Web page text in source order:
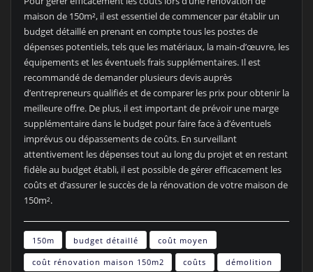
maison de 150m², il est essentiel de commencer par établir un
budget détaillé en prenant en compte tous les postes de
dépenses potentiels, tels que les matériaux, la main-d’œuvre, les
équipements et les éventuels frais supplémentaires. Il est
recommandé de demander plusieurs devis auprès
d’entrepreneurs qualifiés et de comparer les prix pour obtenir la
meilleure offre. De plus, il est important de prévoir une marge
supplémentaire dans le budget pour faire face à d’éventuels
imprévus ou dépassements de coûts. En surveillant
attentivement les dépenses tout au long du projet et en restant
fidèle au budget établi, il est possible de gérer efficacement les
coûts et d’assurer le succès de la rénovation de votre maison de
150m².
150m budget détaillé coût moyen
coût rénovation maison 150m2 coûts démolition